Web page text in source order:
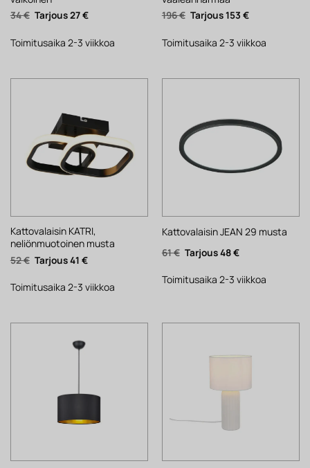
34€ Alkuperäinen
hinta
34 €.
27€Nykyinen
27 €.
Toimitusaika 2-3 viikkoa
196€ Alkuperäinen
hinta
196 €.
153 €Nykyinen
153 €.
Toimitusaika 2-3 viikkoa
Kattovalaisin KATRI,
neliönmuotoinen musta
52€ Alkuperäinen
hinta
52 €.
41 €Nykyinen
41 €.
Toimitusaika 2-3 viikkoa
Kattovalaisin JEAN 29 musta
61€ Alkuperäinen
hinta
61 €.
48€Nykyinen
48 €.
Toimitusaika 2-3 viikkoa